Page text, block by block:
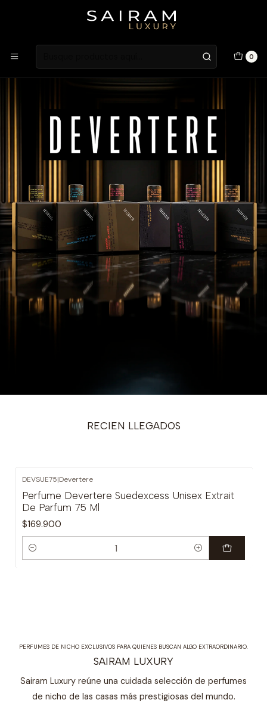
0
Atención en Guardia Vieja 202, Local 1
RECIEN LLEGADOS
DEVSUE75|Devertere
Perfume Devertere Suedexcess Unisex Extrait
De Parfum 75 Ml
$169.900
Cantidad
PERFUMES DE NICHO EXCLUSIVOS PARA QUIENES BUSCAN ALGO EXTRAORDINARIO.
SAIRAM LUXURY
Sairam Luxury reúne una cuidada selección de perfumes
de nicho de las casas más prestigiosas del mundo.